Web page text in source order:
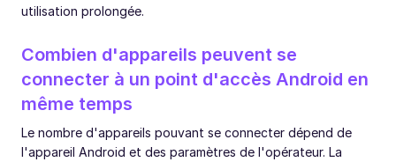
utilisation prolongée.
Combien d'appareils peuvent se
connecter à un point d'accès Android en
même temps
Le nombre d'appareils pouvant se connecter dépend de
l'appareil Android et des paramètres de l'opérateur. La